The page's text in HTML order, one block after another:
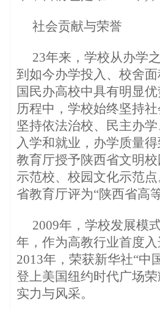
社会贡献与荣誉
23年来，学校从办学
到如今办学投入、校舍
国民办高校中具有明显
历程中，学校始终坚持
坚持依法治校、民主办
入学和就业，办学质量
教育厅授予陕西省文明
示范校、校园文化示范
省教育厅评为“陕西省高
2009年，学校发展模
年，作为高教行业首度
2013年，荣获新华社“中
登上美国纽约时代广场
实力与风采。